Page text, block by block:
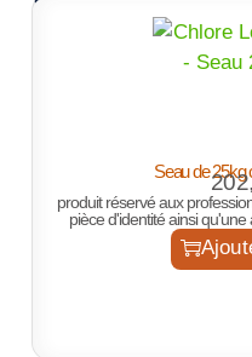
Seau de 25kg
produit réservé aux
pièce d'identité ainsi